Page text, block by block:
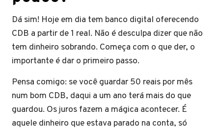
Dá sim! Hoje em dia tem banco digital oferecendo
CDB a partir de 1 real. Não é desculpa dizer que não
tem dinheiro sobrando. Começa com o que der, o
importante é dar o primeiro passo.
Pensa comigo: se você guardar 50 reais por mês
num bom CDB, daqui a um ano terá mais do que
guardou. Os juros fazem a mágica acontecer. É
aquele dinheiro que estava parado na conta, só